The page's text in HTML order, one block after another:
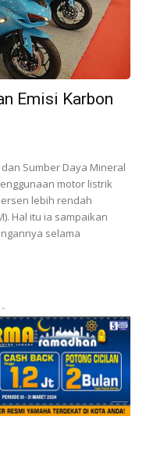
Emisi Karbon
Sumber Daya Mineral
motor listrik
lebih rendah
Hal itu ia sampaikan
selama
-